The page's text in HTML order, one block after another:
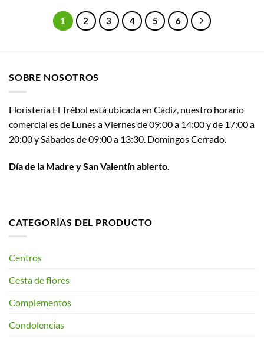
1 2 3 4 5 6
SOBRE NOSOTROS
Floristería El Trébol está ubicada en Cádiz, nuestro horario
comercial es de Lunes a Viernes de 09:00 a 14:00 y de 17:00 a
20:00 y Sábados de 09:00 a 13:30. Domingos Cerrado.
Día de la Madre y San Valentín abierto.
CATEGORÍAS DEL PRODUCTO
Centros
Cesta de flores
Complementos
Condolencias